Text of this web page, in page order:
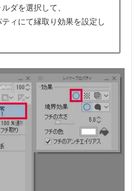
ダを選択して、
ィにて縁取り効果を設定し